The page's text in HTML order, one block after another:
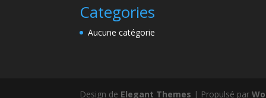
Categories
Aucune catégorie
Design de Elegant Themes | Propulsé par